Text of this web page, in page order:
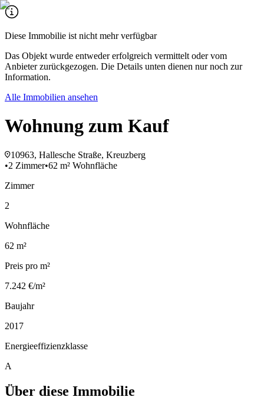
Diese Immobilie ist nicht mehr verfügbar
Das Objekt wurde entweder erfolgreich vermittelt oder vom
Anbieter zurückgezogen. Die Details unten dienen nur noch zur
Information.
Alle Immobilien ansehen
Wohnung zum Kauf
10963, Hallesche Straße, Kreuzberg
•2 Zimmer•62 m² Wohnfläche
Zimmer
2
Wohnfläche
62 m²
Preis pro m²
7.242 €/m²
Baujahr
2017
Energieeffizienzklasse
A
Über diese Immobilie